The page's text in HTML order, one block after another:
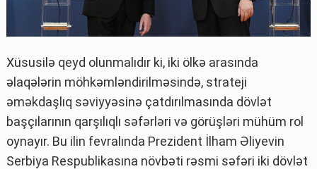
Xüsusilə qeyd olunmalıdır ki, iki ölkə arasında
əlaqələrin möhkəmləndirilməsində, strateji
əməkdaşlıq səviyyəsinə çatdırılmasında dövlət
başçılarının qarşılıqlı səfərləri və görüşləri mühüm rol
oynayır. Bu ilin fevralında Prezident İlham Əliyevin
Serbiya Respublikasına növbəti rəsmi səfəri iki dövlət